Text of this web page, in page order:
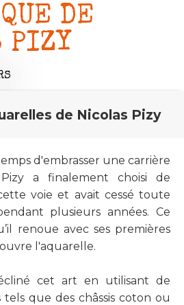
DE
PIZY
de Nicolas Pizy
d'embrasser une carrière
Pizy a finalement choisi de
voie et avait cessé toute
plusieurs années. Ce
renoue avec ses premières
l'aquarelle.
cet art en utilisant de
que des châssis coton ou